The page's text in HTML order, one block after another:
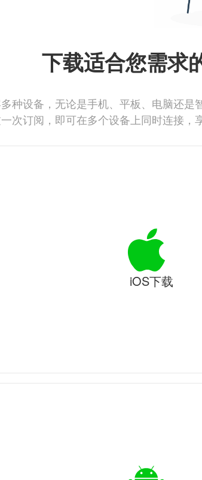
下载适合您需求
种设备，无论是手机、平板、电脑还是
次订阅，即可在多个设备上同时连接，
iOS下载